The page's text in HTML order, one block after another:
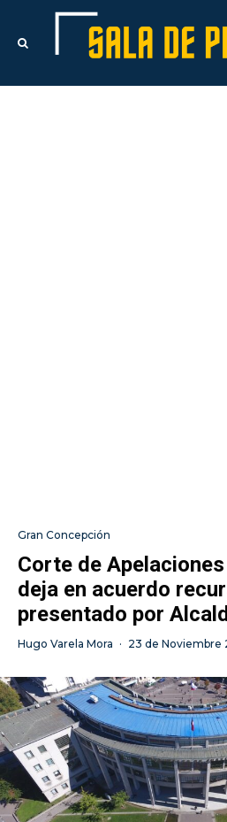
Gran Concepción
Corte de
deja en acuerdo
presentado por
Hugo Varela Mora · 23 de Noviembre